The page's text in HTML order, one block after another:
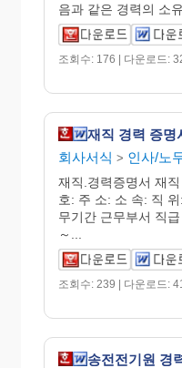
음과 같은 경력의 소
조회수: 176 | 다운로드:
재직 경력 증명
회사서식 > 인사/노
재직.경력증명서 재
호: 주 소: 소 속: 직
무기간 근무부서 직
～...
조회수: 239 | 다운로드:
송전전기원 경